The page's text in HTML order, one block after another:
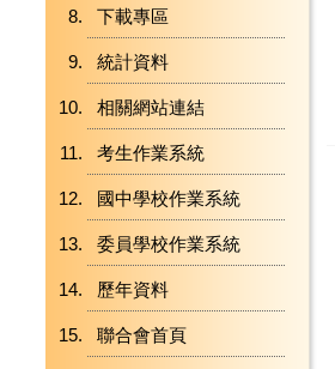
下載專區
統計資料
相關網站連結
考生作業系統
國中學校作業系統
委員學校作業系統
歷年資料
聯合會首頁